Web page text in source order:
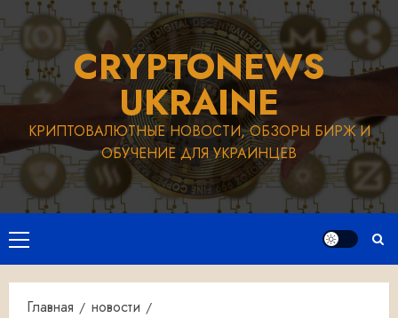
Перейти
к
содержимомуCRYPTONEWS
UKRAINE
КРИПТОВАЛЮТНЫЕ НОВОСТИ, ОБЗОРЫ БИРЖ И
ОБУЧЕНИЕ ДЛЯ УКРАИНЦЕВ
Основное
меню
Главная
новости